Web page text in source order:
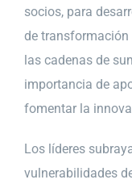
socios, para
de transformación
las cadenas de
importancia de
fomentar la
Los líderes
vulnerabilidades